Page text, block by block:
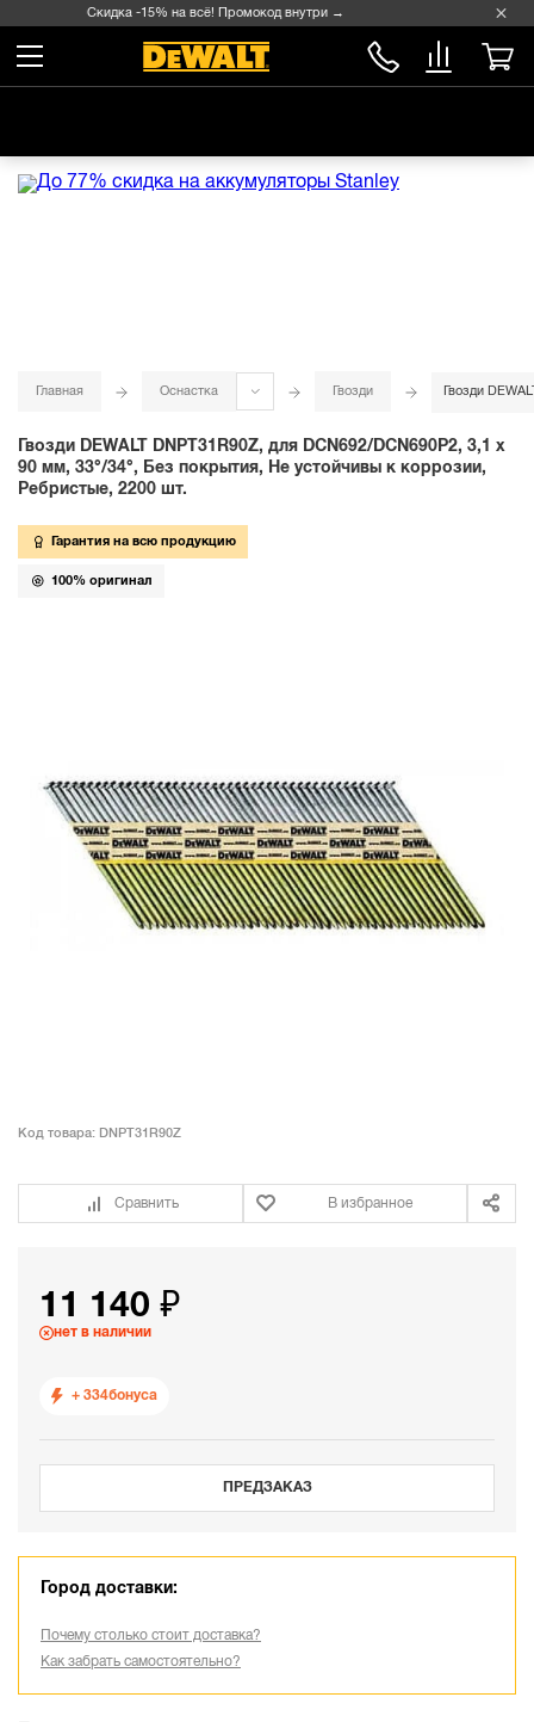
Скидка -15% на всё! Промокод внутри →
Главная Оснастка Гвозди Гвозди
Гвозди DEWALT DNPT31R90Z, для DCN692/DCN690P2, 3,1 x
90 мм, 33°/34°, Без покрытия, Не устойчивы к коррозии,
Ребристые, 2200 шт.
Гарантия на всю продукцию
100% оригинал
Код товара: DNPT31R90Z
Сравнить В избранное
11 140 ₽
нет в наличии
+ 334бонуса
ПРЕДЗАКАЗ
Город доставки:
Почему столько стоит доставка?
Как забрать самостоятельно?